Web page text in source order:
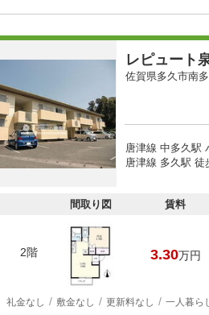
レピュート
佐賀県多久市南
唐津線 中多久駅
唐津線 多久駅 徒
間取り図 賃料
2階 3.30万円
礼金なし 敷金なし 更新料なし 一人暮ら